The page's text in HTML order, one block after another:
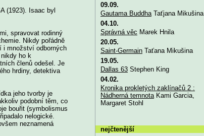
(1923). Isaac byl
spravovat rodinný
Nikdy pořádně
i množství odborných
ho k
členů odešel. Je
hrdiny, detektiva
jeho tvorby je
podobní těm, co
bouřit (symbolismus
nelogické.
neznamená
09.09.
Gautama BuddhaTaťjana Mikušina
04.10.
Správná věc Marek Hnila
20.05.
Saint-GermainTaťana Mikušina
19.05.
Dallas 63Stephen King
04.02.
Kronika prokletých zaklínačů 2 :
Nádherná temnotaKami Garcia,
Margaret Stohl
nejčtenější